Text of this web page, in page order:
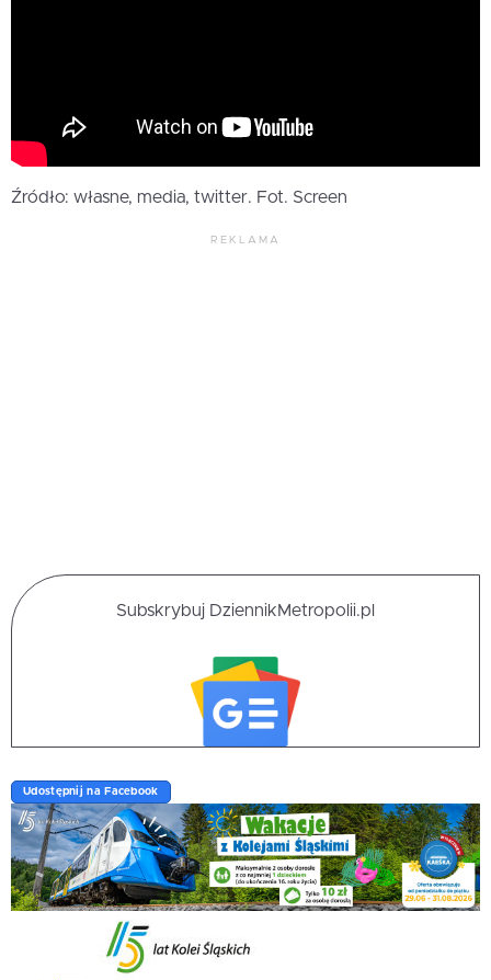
Źródło: własne, media, twitter. Fot. Screen
REKLAMA
Subskrybuj DziennikMetropolii.pl
Udostępnij na Facebook